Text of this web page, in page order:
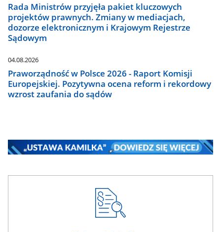
Rada Ministrów przyjęła pakiet kluczowych
projektów prawnych. Zmiany w mediacjach,
dozorze elektronicznym i Krajowym Rejestrze
Sądowym
04.08.2026
Praworządność w Polsce 2026 - Raport Komisji
Europejskiej. Pozytywna ocena reform i rekordowy
wzrost zaufania do sądów